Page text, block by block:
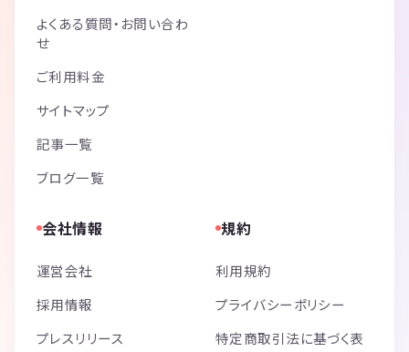
よくある質問・お問い合わ
せ
ご利用料金
サイトマップ
記事一覧
ブログ一覧
会社情報
運営会社
採用情報
プレスリリース
規約
利用規約
プライバシーポリシー
特定商取引法に基づく表